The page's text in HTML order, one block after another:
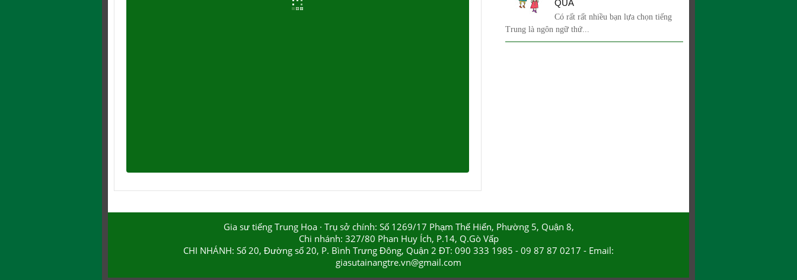
QUẢ
Có rất rất nhiều bạn lựa chọn tiếng
Trung là ngôn ngữ thứ...
Gia sư tiếng Trung Hoa · Trụ sở chính: Số 1269/17 Phạm Thế Hiển, Phường 5, Quận 8,
Chi nhánh: 327/80 Phan Huy Ích, P.14, Q.Gò Vấp
CHI NHÁNH: Số 20, Đường số 20, P. Bình Trưng Đông, Quận 2 ĐT: 090 333 1985 - 09 87 87 0217 - Email:
giasutainangtre.vn@gmail.com